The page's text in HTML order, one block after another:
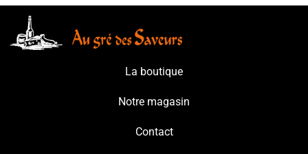
La boutique
Notre magasin
Contact